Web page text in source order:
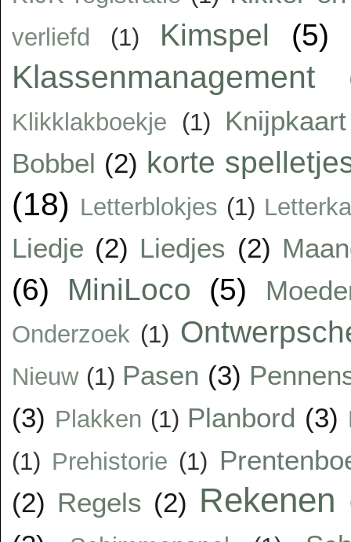
verliefd (1) Kimspel (5)
Klassenmanagement
Klikklakboekje (1)
Knijpkaart
Bobbel (2) korte
(18) Letterblokjes (1)
Liedje (2) Liedjes (2)
(6) MiniLoco (5)
Onderzoek (1)
Nieuw (1) Pasen (3)
(3) Plakken (1) Planbord (3)
(1) Prehistorie (1)
(2) Regels (2) Rekenen